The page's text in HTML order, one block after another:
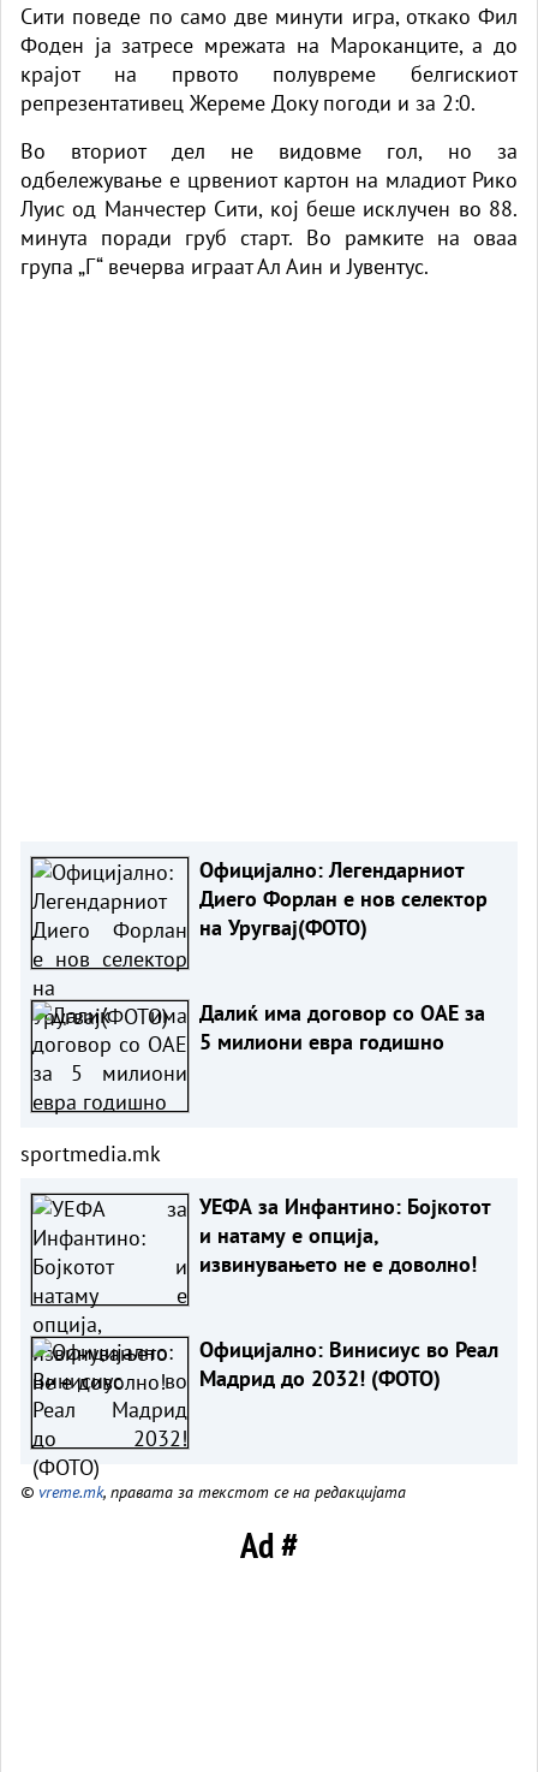
Сити поведе по само две минути игра, откако Фил
Фоден ја затресе мрежата на Мароканците, а до
крајот на првото полувреме белгискиот
репрезентативец Жереме Доку погоди и за 2:0.
Во вториот дел не видовме гол, но за
одбележување е црвениот картон на младиот Рико
Луис од Манчестер Сити, кој беше исклучен во 88.
минута поради груб старт. Во рамките на оваа
група „Г“ вечерва играат Ал Аин и Јувентус.
Официјално: Легендарниот
Диего Форлан е нов селектор
на Уругвај(ФОТО)
Далиќ има договор со ОАЕ за
5 милиони евра годишно
sportmedia.mk
УЕФА за Инфантино: Бојкотот
и натаму е опција,
извинувањето не е доволно!
Официјално: Винисиус во Реал
Мадрид до 2032! (ФОТО)
© vreme.mk, правата за текстот се на редакцијата
Ad #